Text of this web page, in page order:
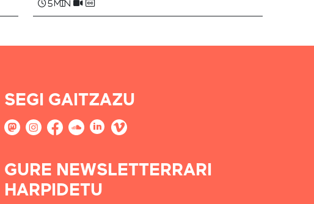
5 min
SEGI GAITZAZU
GURE NEWSLETTERRARI
HARPIDETU